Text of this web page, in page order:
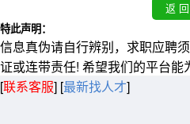
特此声明：
信息真伪请自行辨别，求职应聘
证或连带责任! 希望我们的平台能
[联系客服] [最新找人才]